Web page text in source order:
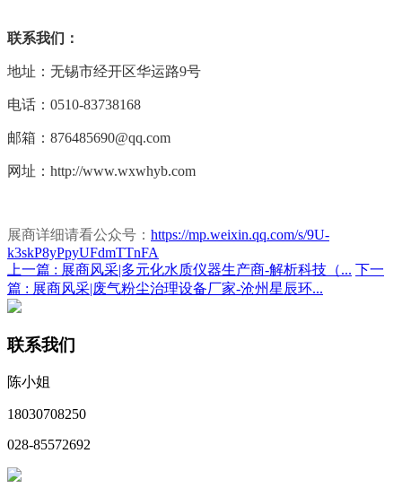
联系我们：
地址：无锡市经开区华运路9号
电话：0510-83738168
邮箱：876485690@qq.com
网址：http://www.wxwhyb.com
展商详细请看公众号： https://mp.weixin.qq.com/s/9U-
k3skP8yPpyUFdmTTnFA
上一篇 : 展商风采|多元化水质仪器生产商-解析科技（... 下一
篇 : 展商风采|废气粉尘治理设备厂家-沧州星辰环...
联系我们
陈小姐
18030708250
028-85572692